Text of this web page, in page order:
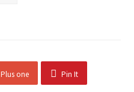
Plus one Pin It